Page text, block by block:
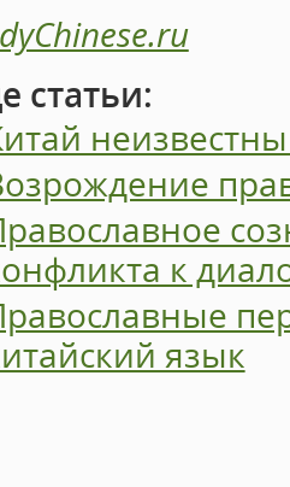
статьи:
к
язык